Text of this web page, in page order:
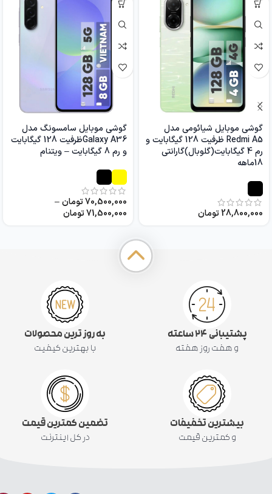
گوشی موبایل شیائومی مدل
Redmi A5 ظرفیت 128 گیگابایت و
رم 4 گیگابایت(گلوبال)گارانتی
18ماهه
28,800,000تومان
گوشی موبایل سامسونگ مدل
Galaxy A36ظرفیت 128 گیگابایت
و رم 8 گیگابایت – ویتنام
70,500,000تومان–
71,500,000تومان
پشتیبانی ۲۴ ساعته
و هفت روز هفته
به روز ترین محصولات
با بهترین کیفیت
بیشترین تخفیفات
و کمترین قیمت
تضمین کمترین قیمت
در کل اینترنت